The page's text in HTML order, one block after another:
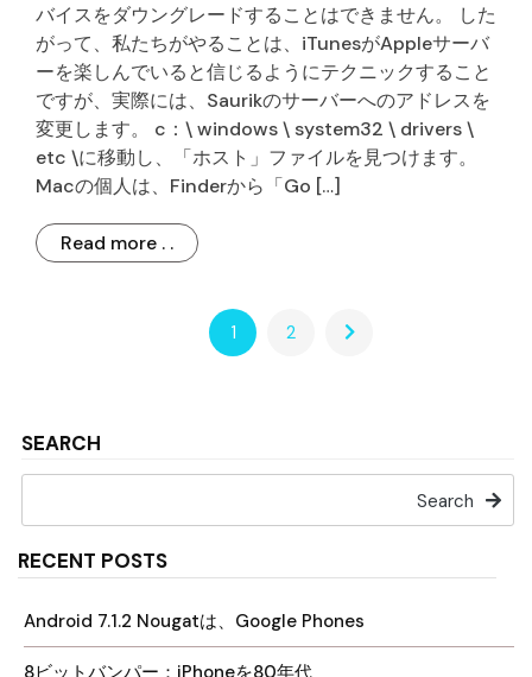
SEARCH
Search
RECENT POSTS
Android 7.1.2 Nougatは、Google Phones
8ビットバンパー：iPhoneを80年代
バイスをダウングレードすることはできません。 した
がって、私たちがやることは、iTunesがAppleサーバ
ーを楽しんでいると信じるようにテクニックすること
ですが、実際には、Saurikのサーバーへのアドレスを
変更します。 c：\ windows \ system32 \ drivers \
etc \に移動し、「ホスト」ファイルを見つけます。
Macの個人は、Finderから「Go […]
Read more . .
1 2